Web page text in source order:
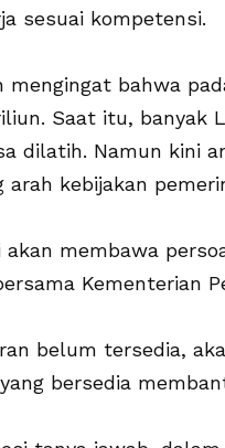
sesuai kompetensi.
mengingat bahwa
Saat itu, banyak
dilatih. Namun kini
kebijakan
akan membawa
Kementerian
belum tersedia,
bersedia